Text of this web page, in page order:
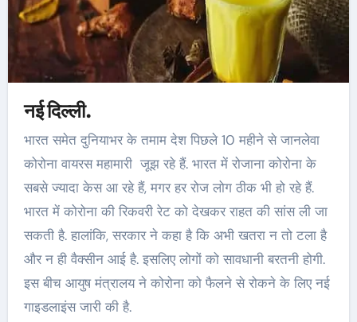
नई दिल्ली.
भारत समेत दुनियाभर के तमाम देश पिछले 10 महीने से जानलेवा
कोरोना वायरस महामारी जूझ रहे हैं. भारत में रोजाना कोरोना के
सबसे ज्यादा केस आ रहे हैं, मगर हर रोज लोग ठीक भी हो रहे हैं.
भारत में कोरोना की रिकवरी रेट को देखकर राहत की सांस ली जा
सकती है. हालांकि, सरकार ने कहा है कि अभी खतरा न तो टला है
और न ही वैक्सीन आई है. इसलिए लोगों को सावधानी बरतनी होगी.
इस बीच आयुष मंत्रालय ने कोरोना को फैलने से रोकने के लिए नई
गाइडलाइंस जारी की है.